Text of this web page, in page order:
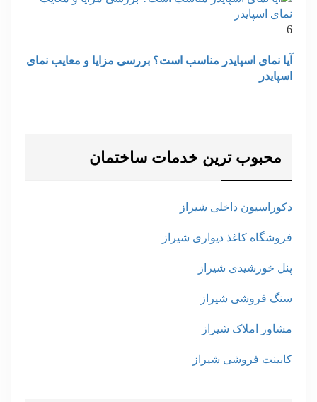
6
آیا نمای اسپایدر مناسب است؟ بررسی مزایا و معایب نمای
اسپایدر
محبوب ترین خدمات ساختمان
دکوراسیون داخلی شیراز
فروشگاه کاغذ دیواری شیراز
پنل خورشیدی شیراز
سنگ فروشی شیراز
مشاور املاک شیراز
کابینت فروشی شیراز